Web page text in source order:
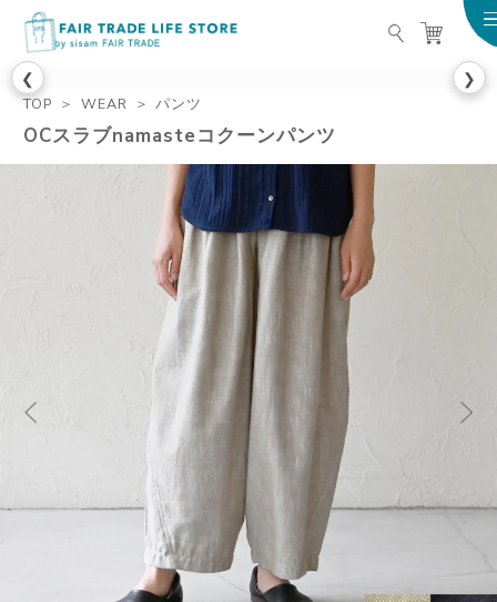
FAIR TRADE LIFE
❮ ❯
TOP WEAR パンツ
OCスラブnamasteコクーンパンツ